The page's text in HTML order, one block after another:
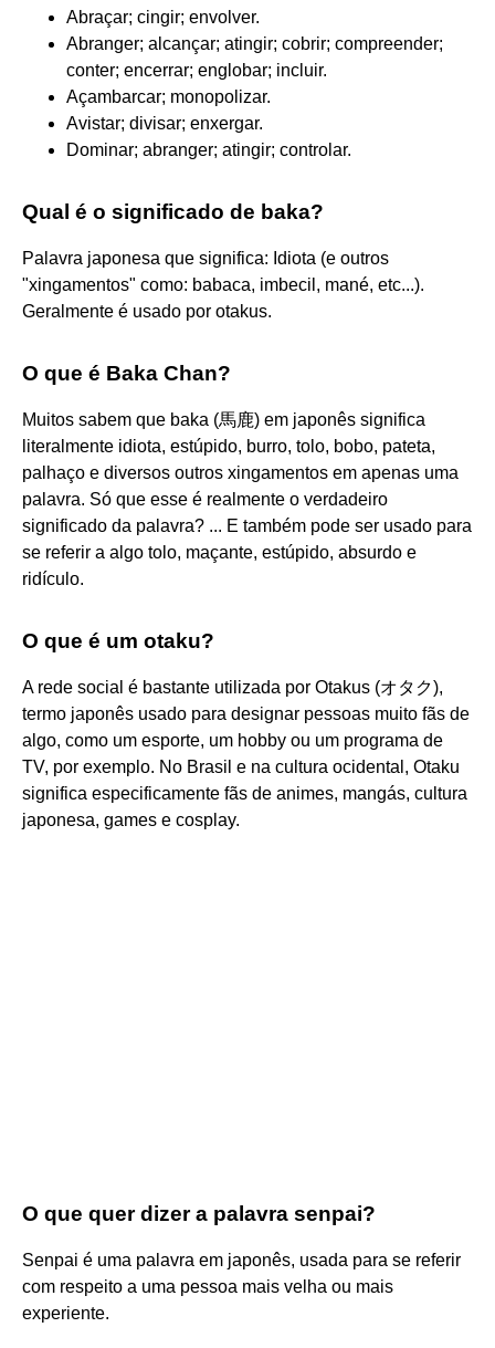
Abraçar; cingir; envolver.
Abranger; alcançar; atingir; cobrir; compreender;
conter; encerrar; englobar; incluir.
Açambarcar; monopolizar.
Avistar; divisar; enxergar.
Dominar; abranger; atingir; controlar.
Qual é o significado de baka?
Palavra japonesa que significa: Idiota (e outros
"xingamentos" como: babaca, imbecil, mané, etc...).
Geralmente é usado por otakus.
O que é Baka Chan?
Muitos sabem que baka (馬鹿) em japonês significa
literalmente idiota, estúpido, burro, tolo, bobo, pateta,
palhaço e diversos outros xingamentos em apenas uma
palavra. Só que esse é realmente o verdadeiro
significado da palavra? ... E também pode ser usado para
se referir a algo tolo, maçante, estúpido, absurdo e
ridículo.
O que é um otaku?
A rede social é bastante utilizada por Otakus (オタク),
termo japonês usado para designar pessoas muito fãs de
algo, como um esporte, um hobby ou um programa de
TV, por exemplo. No Brasil e na cultura ocidental, Otaku
significa especificamente fãs de animes, mangás, cultura
japonesa, games e cosplay.
O que quer dizer a palavra senpai?
Senpai é uma palavra em japonês, usada para se referir
com respeito a uma pessoa mais velha ou mais
experiente.